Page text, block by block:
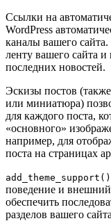
Ссылки на
WordPress
каналы вашего
ленту вашего сайта и
последних новостей.
Эскизы постов
или миниатюра)
для каждого поста,
«основного»
например, для
поста на страницах
add_theme_support()
поведение и
обеспечить
разделов вашего